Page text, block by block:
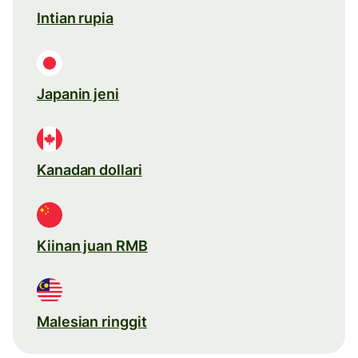
Intian rupia
Japanin jeni
Kanadan dollari
Kiinan juan RMB
Malesian ringgit